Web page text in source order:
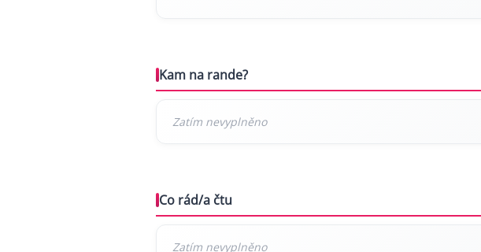
Kam na rande?
Co rád/a čtu